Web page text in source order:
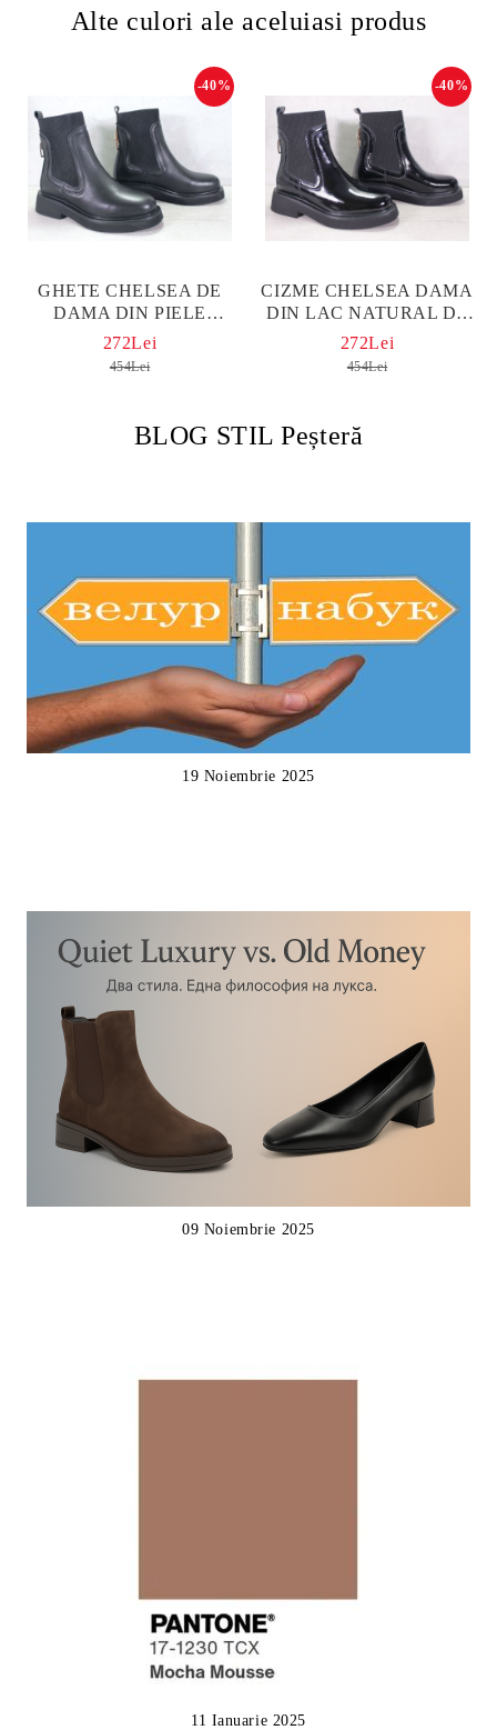
Alte culori ale aceluiasi produs
GHETE CHELSEA DE
DAMA DIN PIELE
NATURALA DE
CULOARE NEAGRA -
-40%
272Lei
454Lei
CIZME CHELSEA DAMA
DIN LAC NATURAL DE
CULOARE NEAGRA -
MODEL STARRY NIGHT
-40%
272Lei
454Lei
BLOG STIL Peșteră
19 Noiembrie 2025
09 Noiembrie 2025
11 Ianuarie 2025